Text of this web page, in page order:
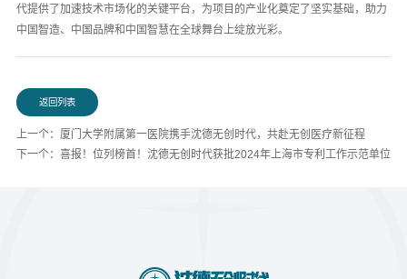
代提供了加速技术市场化的关键平台，为项目的产业化奠定了坚实基础，助力
中国智造、中国品牌和中国智慧在全球舞台上绽放光彩。
返回列表
上一个：厦门大学附属第一医院携手沈德无创时代，共赴无创医疗新征程
下一个：喜报！位列榜首！沈德无创时代获批2024年上海市专利工作示范单位